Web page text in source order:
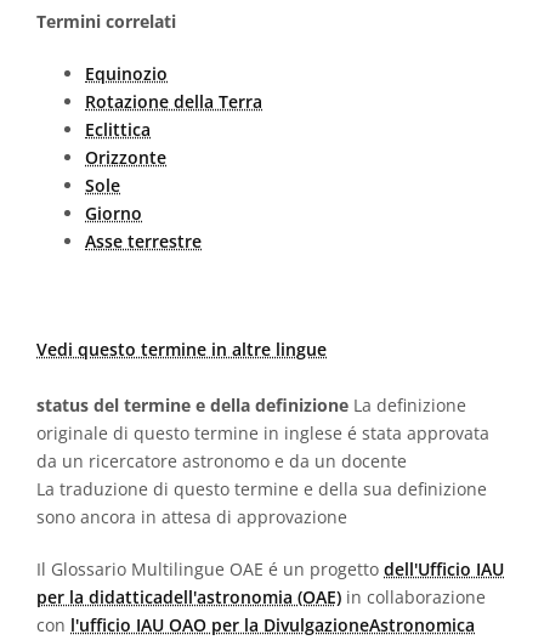
Termini correlati
Equinozio
Rotazione della Terra
Eclittica
Orizzonte
Sole
Giorno
Asse terrestre
Vedi questo termine in altre lingue
status del termine e della definizione La definizione
originale di questo termine in inglese é stata approvata
da un ricercatore astronomo e da un docente
La traduzione di questo termine e della sua definizione
sono ancora in attesa di approvazione
Il Glossario Multilingue OAE é un progetto dell'Ufficio IAU
per la didatticadell'astronomia (OAE) in collaborazione
con l'ufficio IAU OAO per la DivulgazioneAstronomica